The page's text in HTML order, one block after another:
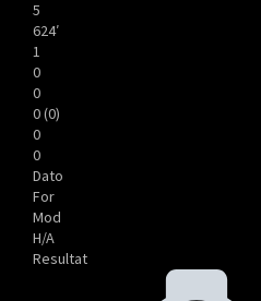
5
624′
1
0
0
0 (0)
0
0
Dato
For
Mod
H/A
Resultat